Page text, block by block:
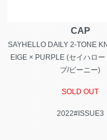
CAP
SAYHELLO DAILY 2-TONE
EIGE × PURPLE (セイハロー
プ/ビーニー)
SOLD OUT
2022#ISSUE3